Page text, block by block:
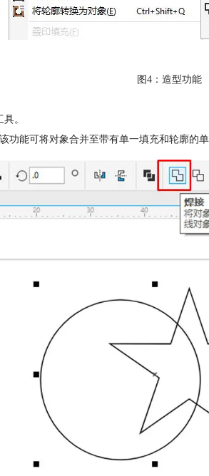
图4：造型功能
。
功能可将对象合并至带有单一填充和轮廓的单